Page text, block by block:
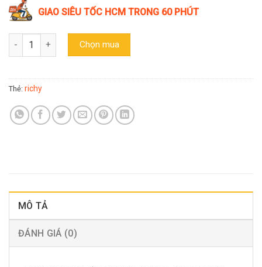
GIAO SIÊU TỐC HCM TRONG 60 PHÚT
Bánh gạo Jinju mật ong Richy (Túi 100g) số lượng
Chọn mua
Thẻ: richy
MÔ TẢ
ĐÁNH GIÁ (0)